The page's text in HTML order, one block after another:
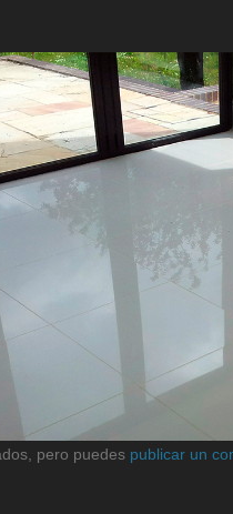
pero puedes publicar un